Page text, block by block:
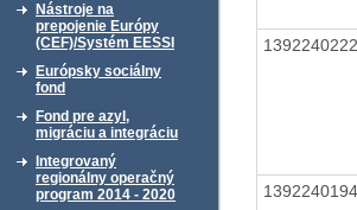
Nástroje na
prepojenie Európy
(CEF)/Systém EESSI
Európsky sociálny
fond
Fond pre azyl,
migráciu a integráciu
Integrovaný
regionálny operačný
program 2014 - 2020
1392240222
1392240194